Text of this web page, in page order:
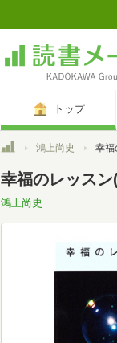
トップ
トップ鴻上尚史 幸福
幸福のレッス
鴻上尚史